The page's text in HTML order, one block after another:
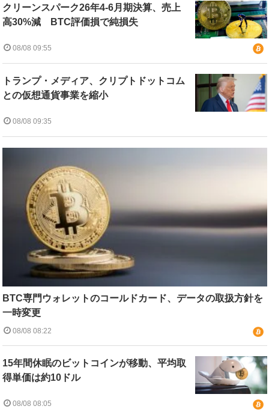
クリーンスパーク26年4-6月期決算、売上
高30%減 BTC評価損で純損失
08/08 09:55
トランプ・メディア、クリプトドットコム
との仮想通貨事業を縮小
08/08 09:35
BTC専門ウォレットのコールドカード、データの取扱方針を
一時変更
08/08 08:22
15年間休眠のビットコインが移動、平均取
得単価は約10ドル
08/08 08:05